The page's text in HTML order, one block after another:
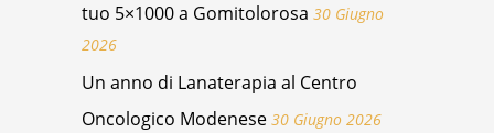
tuo 5×1000 a Gomitolorosa 30 Giugno
2026
Un anno di Lanaterapia al Centro
Oncologico Modenese 30 Giugno 2026